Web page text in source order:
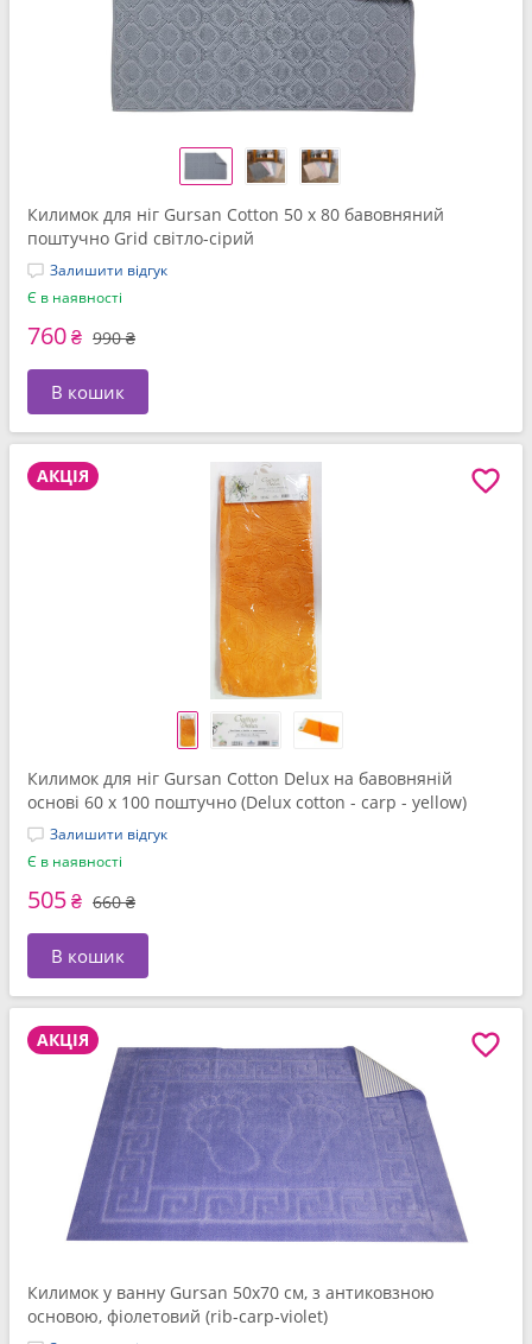
Килимок для нiг Gursan Cotton 50 x 80 бавовняний
поштучно Grid світло-сірий
Залишити відгук
Є в наявності
760₴ 990 ₴
В кошик
АКЦІЯ
Килимок для ніг Gursan Cotton Delux на бавовняній
основі 60 x 100 поштучно (Delux cotton - carp - yellow)
Залишити відгук
Є в наявності
505₴ 660 ₴
В кошик
АКЦІЯ
Килимок у ванну Gursan 50x70 см, з антиковзною
основою, фіолетовий (rib-carp-violet)